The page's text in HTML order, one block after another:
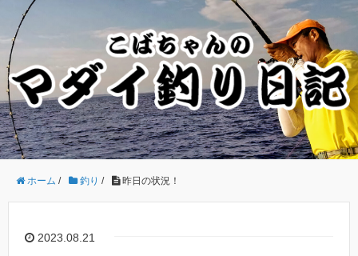
ホーム / 釣り / 昨日の状況！
2023.08.21